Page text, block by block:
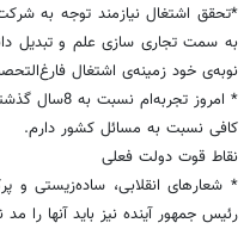
*تحقق اشتغال نیازمند توجه به
به سمت تجاری سازی علم و تبدیل
نوبه‌ی خود زمینه‌ی اشتغال
* امروز
کافی نسبت به مسائل کشور دارم.
نقاط قوت دولت فعلی
* شعارهای انقلابی، ساده‌زیستی و
رئیس جمهور آینده نیز باید آنها را